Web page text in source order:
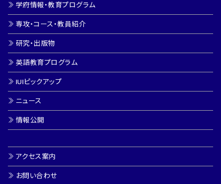
学府情報・教育プログラム
専攻・コース・教員紹介
研究・出版物
英語教育プログラム
IUIピックアップ
ニュース
情報公開
アクセス案内
お問い合わせ